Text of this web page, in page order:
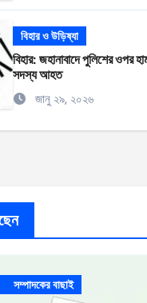
বিহার ও উড়িষ্যা
বিহার: জহানাবাদে পুলিশের ওপর
সদস্য আহত
জানু ২৯, ২০২৬
সম্পাদকের বাছাই